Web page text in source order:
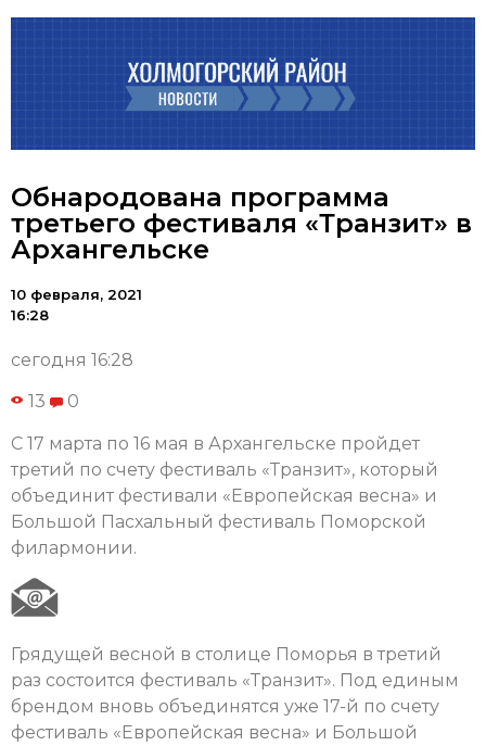
Обнародована программа
третьего фестиваля «Транзит» в
Архангельске
10 февраля, 2021
16:28
сегодня 16:28
13 0
С 17 марта по 16 мая в Архангельске пройдет
третий по счету фестиваль «Транзит», который
объединит фестивали «Европейская весна» и
Большой Пасхальный фестиваль Поморской
филармонии.
Грядущей весной в столице Поморья в третий
раз состоится фестиваль «Транзит». Под единым
брендом вновь объединятся уже 17-й по счету
фестиваль «Европейская весна» и Большой